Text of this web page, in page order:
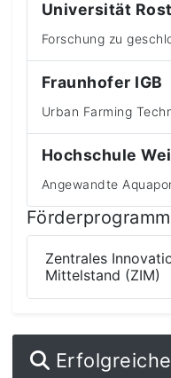
Universität
Forschung zu
Fraunhofer IGB
Urban Farming
Hochschule
Angewandte
Zentrales
Mittelstand (ZIM)